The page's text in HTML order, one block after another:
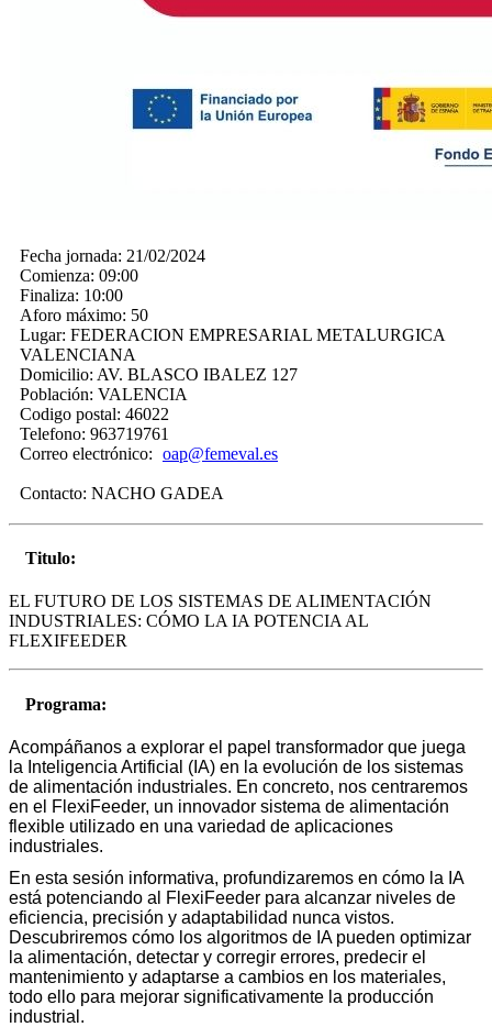
Fecha jornada: 21/02/2024
Comienza: 09:00
Finaliza: 10:00
Aforo máximo: 50
Lugar: FEDERACION EMPRESARIAL METALURGICA
VALENCIANA
Domicilio: AV. BLASCO IBALEZ 127
Población: VALENCIA
Codigo postal: 46022
Telefono: 963719761
Correo electrónico: oap@femeval.es
Contacto: NACHO GADEA
Titulo:
EL FUTURO DE LOS SISTEMAS DE ALIMENTACIÓN
INDUSTRIALES: CÓMO LA IA POTENCIA AL
FLEXIFEEDER
Programa:
Acompáñanos a explorar el papel transformador que juega
la Inteligencia Artificial (IA) en la evolución de los sistemas
de alimentación industriales. En concreto, nos centraremos
en el FlexiFeeder, un innovador sistema de alimentación
flexible utilizado en una variedad de aplicaciones
industriales.
En esta sesión informativa, profundizaremos en cómo la IA
está potenciando al FlexiFeeder para alcanzar niveles de
eficiencia, precisión y adaptabilidad nunca vistos.
Descubriremos cómo los algoritmos de IA pueden optimizar
la alimentación, detectar y corregir errores, predecir el
mantenimiento y adaptarse a cambios en los materiales,
todo ello para mejorar significativamente la producción
industrial.